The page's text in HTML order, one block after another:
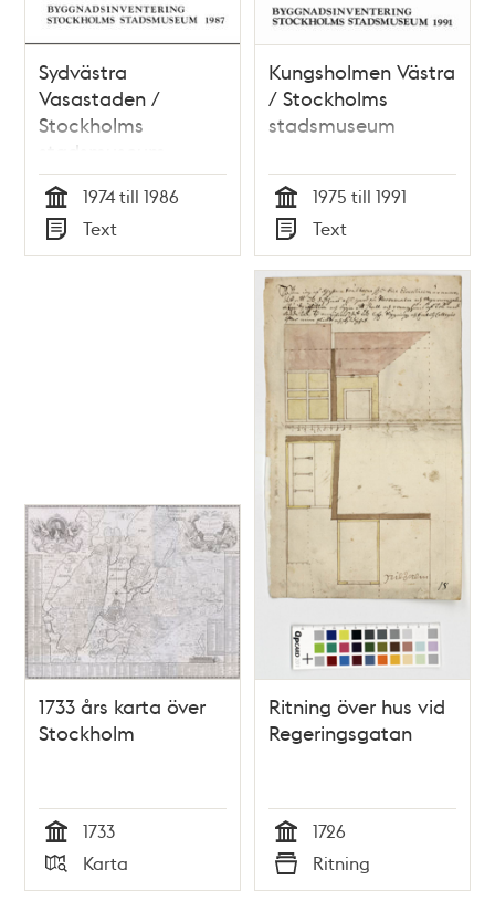
Sydvästra
Vasastaden /
Stockholms
stadsmuseum
Tid
1974 till 1986
Typ
Text
Kungsholmen Västra
/ Stockholms
stadsmuseum
Tid
1975 till 1991
Typ
Text
1733 års karta över
Stockholm
Tid
1733
Typ
Karta
Ritning över hus vid
Regeringsgatan
Tid
1726
Typ
Ritning